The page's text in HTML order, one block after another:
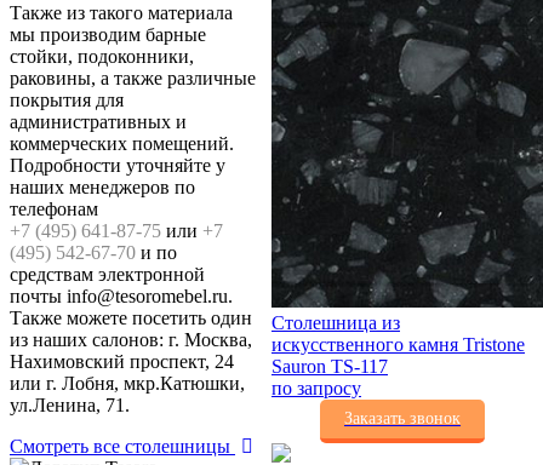
Также из такого материала
мы производим барные
стойки, подоконники,
раковины, а также различные
покрытия для
административных и
коммерческих помещений.
Подробности уточняйте у
наших менеджеров по
телефонам
+7 (495) 641-87-75 или +7
(495) 542-67-70 и по
средствам электронной
почты info@tesoromebel.ru.
Также можете посетить один
из наших салонов: г. Москва,
Нахимовский проспект, 24
или г. Лобня, мкр.Катюшки,
ул.Ленина, 71.
Смотреть все столешницы
Столешница из
искусственного камня Tristone
Sauron TS-117
по запросу
Заказать звонок